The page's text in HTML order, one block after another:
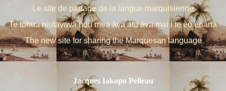
Le site de partage de la langue marquisienne
Te tohua niutavavā hou mea àva atu àva mai i te èo ènana
The new site for sharing the Marquesan language
Jacques Iakopo Pelleau